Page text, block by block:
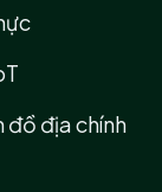
đồ địa chính